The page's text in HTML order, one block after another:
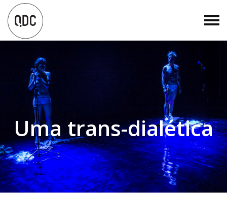
Uma trans-dialética